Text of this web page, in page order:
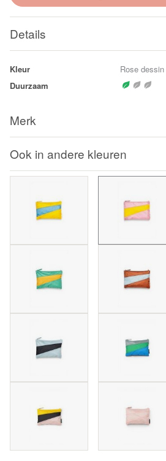
Details
Kleur
Rose dessin
Duurzaam
Merk
Ook in andere kleuren